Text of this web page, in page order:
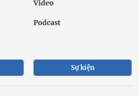
Video
Podcast
Sự kiện